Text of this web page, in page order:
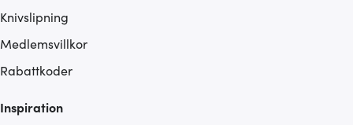
Knivslipning
Medlemsvillkor
Rabattkoder
Inspiration